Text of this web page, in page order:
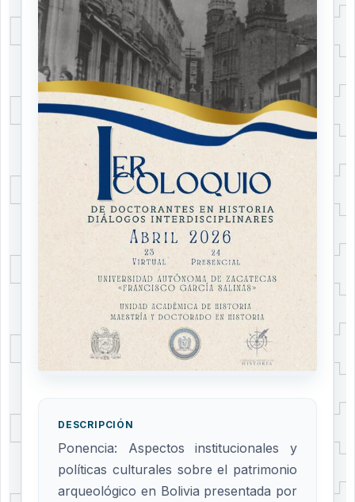
DESCRIPCIÓN
Ponencia: Aspectos institucionales y
políticas culturales sobre el patrimonio
arqueológico en Bolivia presentada por